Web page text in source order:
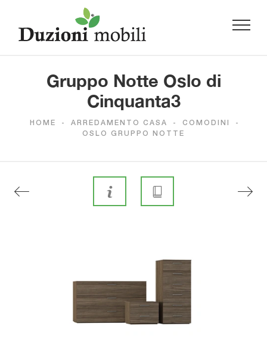
Gruppo Notte Oslo di
Cinquanta3
HOME - ARREDAMENTO CASA - COMODINI
-
OSLO GRUPPO NOTTE